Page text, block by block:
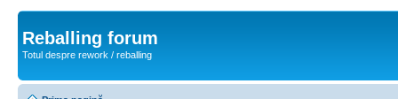
Reballing forum
Totul despre rework / reballing